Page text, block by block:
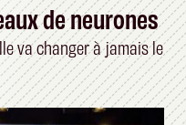
de neurones
va changer à jamais le